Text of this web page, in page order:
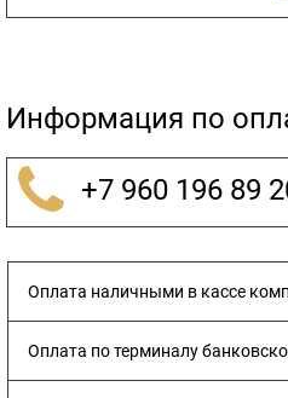
Информация по
+7 960 196 89
Оплата наличными в кассе
Оплата по терминалу